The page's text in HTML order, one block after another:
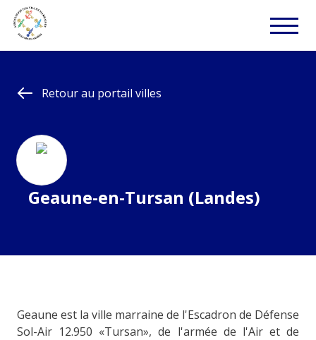
Retour au portail villes
Geaune-en-Tursan (Landes)
Geaune est la ville marraine de l'Escadron de Défense
Sol-Air 12.950 «Tursan», de l'armée de l'Air et de